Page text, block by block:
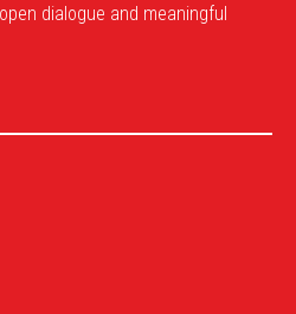
dialogue and meaningful